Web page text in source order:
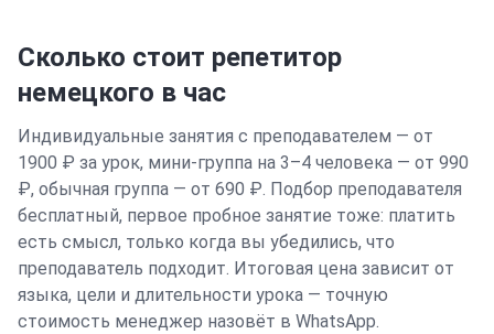
Сколько стоит репетитор
немецкого в час
Индивидуальные занятия с преподавателем — от
1900 ₽ за урок, мини-группа на 3–4 человека — от 990
₽, обычная группа — от 690 ₽. Подбор преподавателя
бесплатный, первое пробное занятие тоже: платить
есть смысл, только когда вы убедились, что
преподаватель подходит. Итоговая цена зависит от
языка, цели и длительности урока — точную
стоимость менеджер назовёт в WhatsApp.